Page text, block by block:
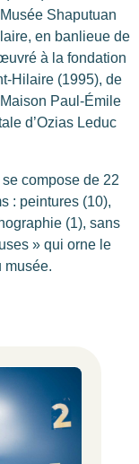
Shaputuan
, en banlieue de
à la fondation
Hilaire (1995), de
Paul-Émile
d’Ozias Leduc
compose de 22
: peintures (10),
(1), sans
» qui orne le
musée.